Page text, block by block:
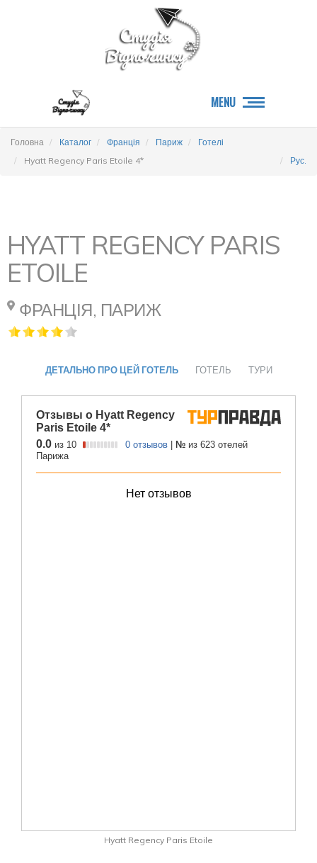
MENU
Головна Каталог Франція Париж
Готелі
Hyatt Regency Paris Etoile 4*
Рус.
HYATT REGENCY PARIS
ETOILE
ФРАНЦІЯ, ПАРИЖ
ДЕТАЛЬНО ПРО ЦЕЙ ГОТЕЛЬ ГОТЕЛЬ ТУРИ
Hyatt Regency Paris Etoile